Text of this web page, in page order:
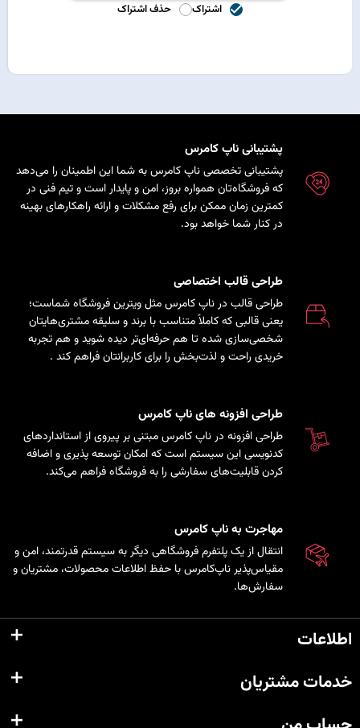
اشتراک حذف اشتراک
پشتیبانی ناپ کامرس
پشتیبانی تخصصی ناپ کامرس به شما این اطمینان را می‌دهد
که فروشگاه‌تان همواره بروز، امن و پایدار است و تیم فنی در
کمترین زمان ممکن برای رفع مشکلات و ارائه راهکارهای بهینه
در کنار شما خواهد بود.
طراحی قالب اختصاصی
طراحی قالب در ناپ کامرس مثل ویترین فروشگاه شماست؛
یعنی قالبی که کاملاً متناسب با برند و سلیقه مشتری‌هایتان
شخصی‌سازی شده تا هم حرفه‌ای‌تر دیده شوید و هم تجربه
خریدی راحت و لذت‌بخش را برای کاربرانتان فراهم کند .
طراحی افزونه های ناپ کامرس
طراحی افزونه در ناپ کامرس مبتنی بر پیروی از استانداردهای
کدنویسی این سیستم است که امکان توسعه پذیری و اضافه
کردن قابلیت‌های سفارشی را به فروشگاه فراهم می‌کند.
مهاجرت به ناپ کامرس
انتقال از یک پلتفرم فروشگاهی دیگر به سیستم قدرتمند، امن و
مقیاس‌پذیر ناپ‌کامرس با حفظ اطلاعات محصولات، مشتریان و
سفارش‌ها.
اطلاعات
خدمات مشتریان